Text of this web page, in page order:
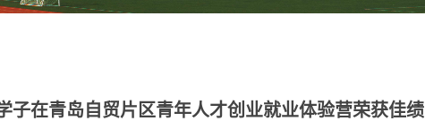
子在青岛自贸片区青年人才创业就业体验营荣获佳绩